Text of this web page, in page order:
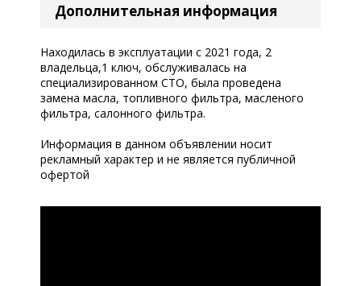
Дополнительная информация
Находилась в эксплуатации с 2021 года, 2
владельца,1 ключ, обслуживалась на
специализированном СТО, была проведена
замена масла, топливного фильтра, масленого
фильтра, салонного фильтра.
Информация в данном объявлении носит
рекламный характер и не является публичной
офертой